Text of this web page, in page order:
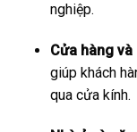
nghiệp.
Cửa hàng
giúp khách
qua cửa kính.